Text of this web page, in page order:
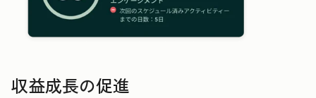
収益成長の促進